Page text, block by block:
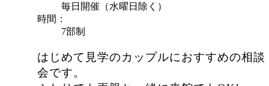
毎日開催（水曜日除く）
時間
7部制
はじめて見学のカップルにおすすめの相談
会です。